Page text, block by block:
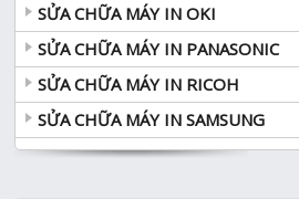
SỬA CHỮA MÁY IN OKI
SỬA CHỮA MÁY IN PANASONIC
SỬA CHỮA MÁY IN RICOH
SỬA CHỮA MÁY IN SAMSUNG